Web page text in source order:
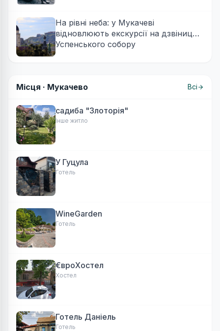
На рівні неба: у Мукачеві
відновлюють екскурсії на дзвіницю
Успенського собору
Місця · Мукачево Всі
садиба "Злоторія"
Інше житло
У Гуцула
Готель
WineGarden
Готель
€вроХостел
Хостел
Готель Даніель
Готель